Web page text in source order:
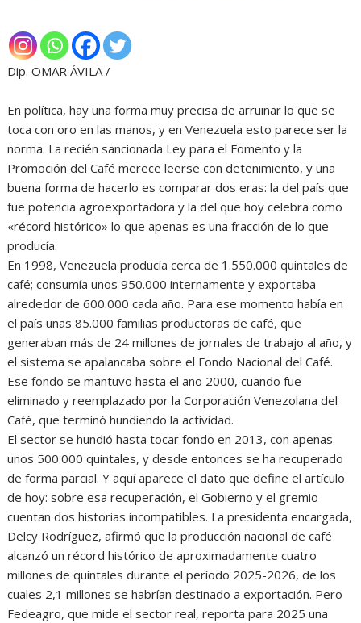
Dip. OMAR ÁVILA /
En política, hay una forma muy precisa de arruinar lo que se
toca con oro en las manos, y en Venezuela esto parece ser la
norma. La recién sancionada Ley para el Fomento y la
Promoción del Café merece leerse con detenimiento, y una
buena forma de hacerlo es comparar dos eras: la del país que
fue potencia agroexportadora y la del que hoy celebra como
«récord histórico» lo que apenas es una fracción de lo que
producía.
En 1998, Venezuela producía cerca de 1.550.000 quintales de
café; consumía unos 950.000 internamente y exportaba
alrededor de 600.000 cada año. Para ese momento había en
el país unas 85.000 familias productoras de café, que
generaban más de 24 millones de jornales de trabajo al año, y
el sistema se apalancaba sobre el Fondo Nacional del Café.
Ese fondo se mantuvo hasta el año 2000, cuando fue
eliminado y reemplazado por la Corporación Venezolana del
Café, que terminó hundiendo la actividad.
El sector se hundió hasta tocar fondo en 2013, con apenas
unos 500.000 quintales, y desde entonces se ha recuperado
de forma parcial. Y aquí aparece el dato que define el artículo
de hoy: sobre esa recuperación, el Gobierno y el gremio
cuentan dos historias incompatibles. La presidenta encargada,
Delcy Rodríguez, afirmó que la producción nacional de café
alcanzó un récord histórico de aproximadamente cuatro
millones de quintales durante el período 2025-2026, de los
cuales 2,1 millones se habrían destinado a exportación. Pero
Fedeagro, que mide el sector real, reporta para 2025 una